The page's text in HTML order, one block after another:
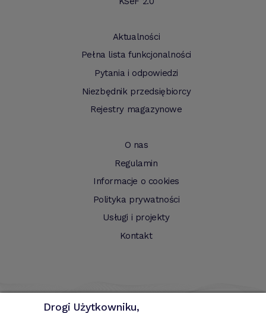
Aktualności
Pełna lista funkcjonalności
Pytania i odpowiedzi
Niezbędnik przedsiębiorcy
Rejestry magazynowe
O nas
Regulamin
Informacje o cookies
Polityka prywatności
Usługi i projekty
Kontakt
Drogi Użytkowniku,